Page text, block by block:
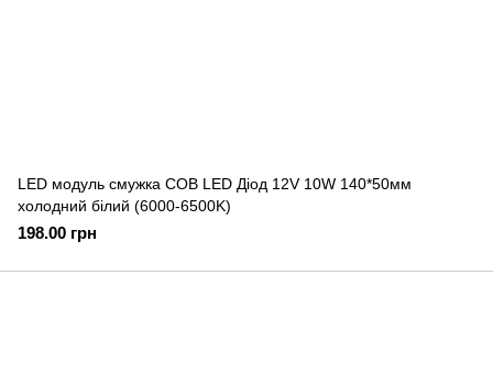
LED модуль смужка COB LED Діод 12V 10W 140*50мм
холодний білий (6000-6500K)
198.00 грн